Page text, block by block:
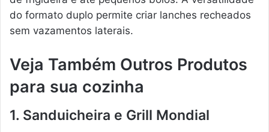
do formato duplo permite criar lanches recheados
sem vazamentos laterais.
Veja Também Outros Produtos
para sua cozinha
1. Sanduicheira e Grill Mondial